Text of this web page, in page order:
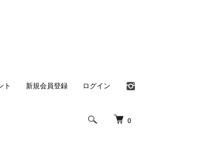
0
ト 新規会員登録 ログイン